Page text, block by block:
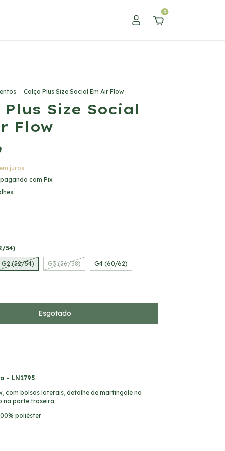
0
. Calça Plus Size Social Em Air Flow
Size Social
Flow
juros
com Pix
54)
G2 (52/54) G3 (56/58) G4 (60/62)
- LN1795
com bolsos laterais, detalhe de martingale na
na parte traseira.
poliéster